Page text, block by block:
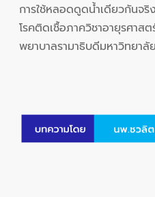
การใช้หลอดดูดน้ำเดียวกันจริ
โรคติดเชื้อภาควิชาอายุรศาส
พยาบาลรามาธิบดีมหาวิทยา